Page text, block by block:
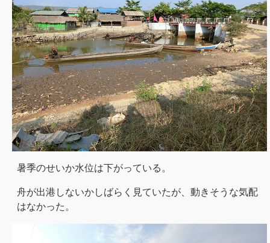
暑季のせいか水位は下がっている。
舟が出港しないかしばらく見ていたが、動きそうな気配
はなかった。